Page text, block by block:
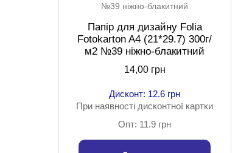
Папір для дизайну Folia
Fotokarton A4 (21*29.7) 300г/
м2 №39 ніжно-блакитний
14,00 грн
Дисконт: 12.6 грн
При наявності дисконтної картки
Опт: 11.9 грн